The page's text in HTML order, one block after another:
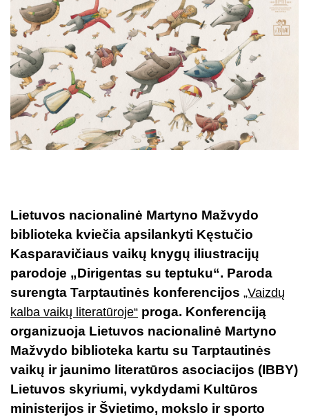
Lietuvos nacionalinė Martyno Mažvydo
biblioteka kviečia apsilankyti Kęstučio
Kasparavičiaus vaikų knygų iliustracijų
parodoje „Dirigentas su teptuku“. Paroda
surengta Tarptautinės konferencijos „Vaizdų
kalba vaikų literatūroje“ proga. Konferenciją
organizuoja Lietuvos nacionalinė Martyno
Mažvydo biblioteka kartu su Tarptautinės
vaikų ir jaunimo literatūros asociacijos (IBBY)
Lietuvos skyriumi, vykdydami Kultūros
ministerijos ir Švietimo, mokslo ir sporto